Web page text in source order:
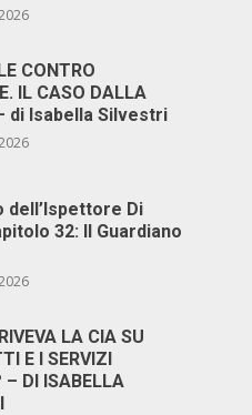
CONTRO
IL CASO DALLA
di Isabella Silvestri
dell’Ispettore Di
32: Il Guardiano
LA CIA SU
E I SERVIZI
– DI ISABELLA